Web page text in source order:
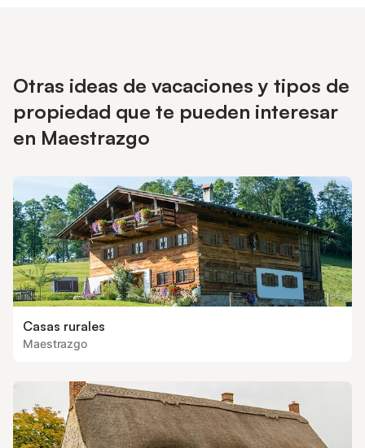
Otras ideas de vacaciones y tipos de
propiedad que te pueden interesar
en Maestrazgo
Casas rurales
Maestrazgo